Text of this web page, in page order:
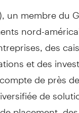
un membre du
nord-
des
et des
de près
de
placement,